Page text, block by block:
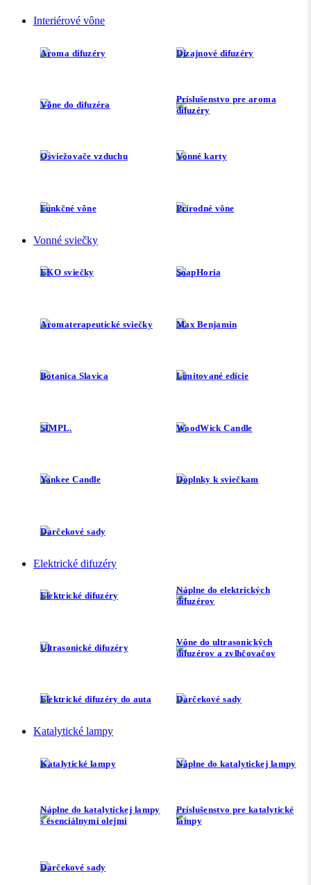
Interiérové vône
Aroma difuzéry Dizajnové difuzéry
Vône do difuzéra
Príslušenstvo pre aroma
difuzéry
Osviežovače vzduchu Vonné karty
Funkčné vône Prírodné vône
Vonné sviečky
EKO sviečky SoapHoria
Aromaterapeutické sviečky Max Benjamin
Botanica Slavica Limitované edície
SIMPL. WoodWick Candle
Yankee Candle Doplnky k sviečkam
Darčekové sady
Elektrické difuzéry
Elektrické difuzéry
Náplne do elektrických
difuzérov
Ultrasonické difuzéry
Vône do ultrasonických
difuzérov a zvlhčovačov
Elektrické difuzéry do auta Darčekové sady
Katalytické lampy
Katalytické lampy Náplne do katalytickej lampy
Náplne do katalytickej lampy
s esenciálnymi olejmi
Príslušenstvo pre katalytické
lampy
Darčekové sady